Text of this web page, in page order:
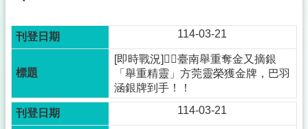
114-03-21
[即時戰況]🏋️‍♀️臺南舉重奪金又摘銀
「舉重精靈」方莞靈榮獲金牌，巴羽
涵銀牌到手！！
114-03-21